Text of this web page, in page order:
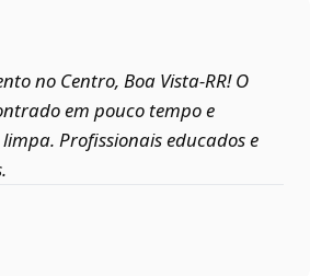
no Centro, Boa Vista‑RR! O
em pouco tempo e
Profissionais educados e